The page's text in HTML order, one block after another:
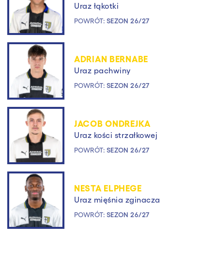
Uraz łąkotki
POWRÓT: SEZON 26/27
ADRIAN BERNABE
Uraz pachwiny
POWRÓT: SEZON 26/27
JACOB ONDREJKA
Uraz kości strzałkowej
POWRÓT: SEZON 26/27
NESTA ELPHEGE
Uraz mięśnia zginacza
POWRÓT: SEZON 26/27